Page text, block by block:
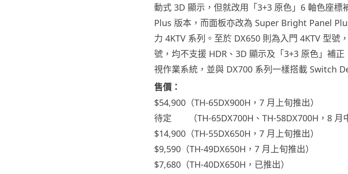
動式 3D 顯示，但就改用「3+3 原色」6 軸色座
Plus 版本，而面板亦改為 Super Bright Panel
力 4KTV 系列。至於 DX650 則為入門 4KTV 型號
號，均不支援 HDR、3D 顯示及「3+3 原色」補正
視作業系統，並與 DX700 系列一樣搭載 Switch
售價：
$54,900（TH-65DX900H，7 月上旬推出）
待定 （TH-65DX700H、TH-58DX700H，8 月中
$14,900（TH-55DX650H，7 月上旬推出）
$9,590（TH-49DX650H，7 月上旬推出）
$7,680（TH-40DX650H，已推出）